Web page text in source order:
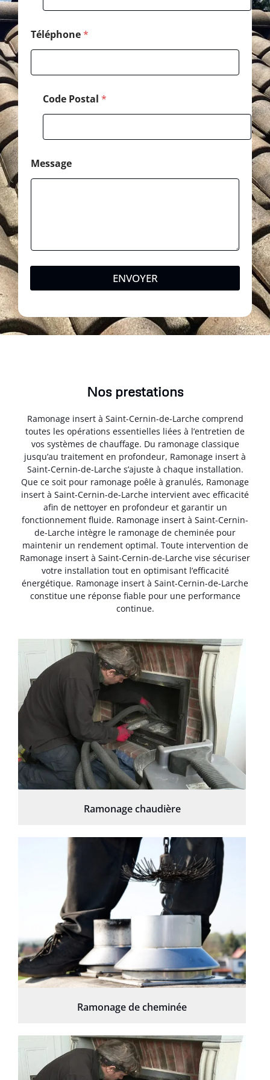
o
Téléphone*
Code Postal *
Message
ENVOYER
Nos prestations
Ramonage insert à Saint-Cernin-de-Larche comprend
toutes les opérations essentielles liées à l’entretien de
vos systèmes de chauffage. Du ramonage classique
jusqu’au traitement en profondeur, Ramonage insert à
Saint-Cernin-de-Larche s’ajuste à chaque installation.
Que ce soit pour ramonage poêle à granulés, Ramonage
insert à Saint-Cernin-de-Larche intervient avec efficacité
afin de nettoyer en profondeur et garantir un
fonctionnement fluide. Ramonage insert à Saint-Cernin-
de-Larche intègre le ramonage de cheminée pour
maintenir un rendement optimal. Toute intervention de
Ramonage insert à Saint-Cernin-de-Larche vise sécuriser
votre installation tout en optimisant l’efficacité
énergétique. Ramonage insert à Saint-Cernin-de-Larche
constitue une réponse fiable pour une performance
continue.
Ramonage chaudière
Ramonage de cheminée